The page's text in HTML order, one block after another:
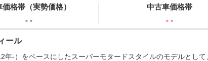
価格帯（実勢価格）
- -
中古車価格帯
- -
ール
年-）をベースにしたスーパーモタードスタイルのモデルとして